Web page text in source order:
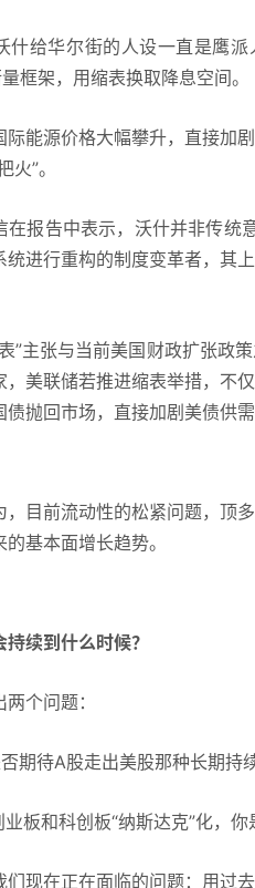
给华尔街的人设一直是鹰派
框架，用缩表换取降息空间。
源价格大幅攀升，直接加剧
火”。
告中表示，沃什并非传统意
统进行重构的制度变革者，其
主张与当前美国财政扩张政策
，美联储若推进缩表举措，不
债抛回市场，直接加剧美债供需
前流动性的松紧问题，顶多
基本面增长趋势。
续到什么时候？
个问题：
待A股走出美股那种长期持续
板和科创板“纳斯达克”化，你
在正在面临的问题：用过去